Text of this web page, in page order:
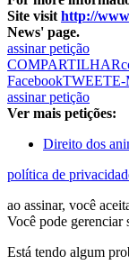
Site visithttp://
News' page.
assinar petição
COMPARTILHAR
FacebookTWEET
assinar petição
Ver mais petições:
Direito dos
política de
ao assinar, você
Você pode gerenciar
Está tendo algum